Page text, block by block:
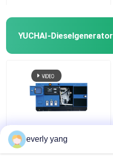
YUCHAI-Dieselgenerator
Industrielles
Dieselaggregat 75kva
everly yang